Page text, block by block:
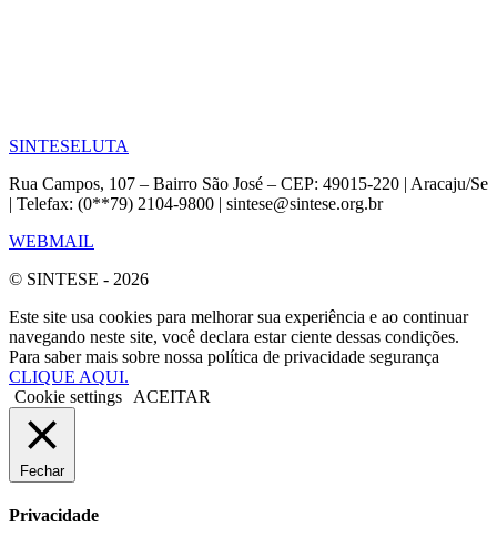
SINTESELUTA
Rua Campos, 107 – Bairro São José – CEP: 49015-220 | Aracaju/Se
| Telefax: (0**79) 2104-9800 | sintese@sintese.org.br
WEBMAIL
© SINTESE - 2026
Este site usa cookies para melhorar sua experiência e ao continuar
navegando neste site, você declara estar ciente dessas condições.
Para saber mais sobre nossa política de privacidade segurança
CLIQUE AQUI.
Cookie settings
ACEITAR
Fechar
Privacidade